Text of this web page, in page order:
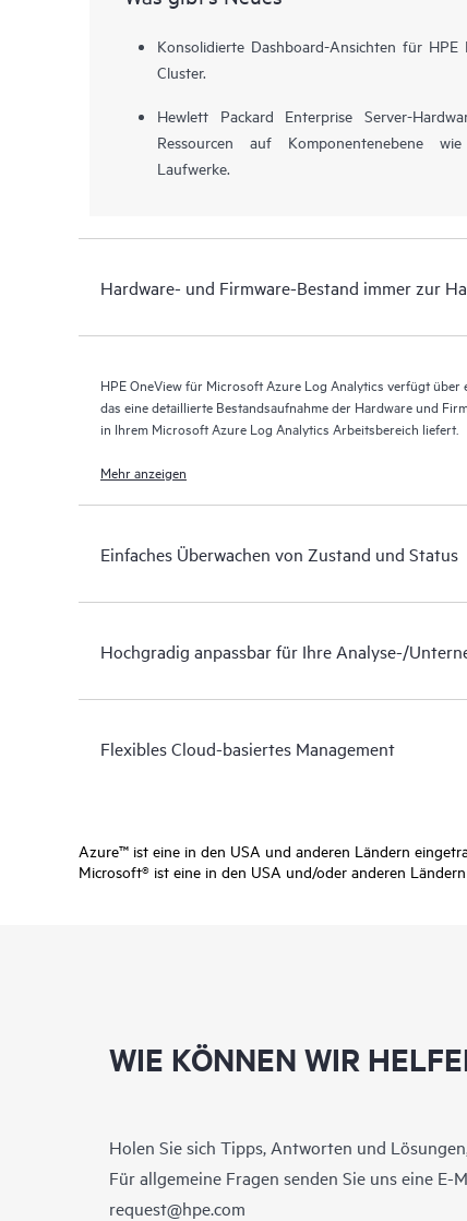
Konsolidierte Dashboard-Ansichten für
Cluster.
Hewlett Packard Enterprise Server-
Ressourcen auf Komponentenebene
Laufwerke.
Hardware- und Firmware-Bestand immer zur
HPE OneView für Microsoft Azure Log Analytics verfügt über
das eine detaillierte Bestandsaufnahme der Hardware und
in Ihrem Microsoft Azure Log Analytics Arbeitsbereich liefert.
Mehr anzeigen
Einfaches Überwachen von Zustand und Status
Hochgradig anpassbar für Ihre Analyse-/
Flexibles Cloud-basiertes Management
Azure™ ist eine in den USA und anderen Ländern
Microsoft® ist eine in den USA und/oder anderen
WIE KÖNNEN WIR
Holen Sie sich Tipps, Antworten und
Für allgemeine Fragen senden Sie uns eine E-
request@hpe.com